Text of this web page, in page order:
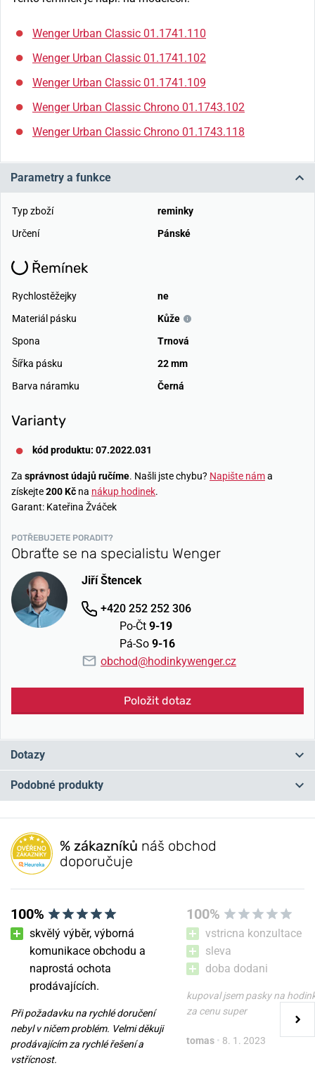
Wenger Urban Classic 01.1741.110
Wenger Urban Classic 01.1741.102
Wenger Urban Classic 01.1741.109
Wenger Urban Classic Chrono 01.1743.102
Wenger Urban Classic Chrono 01.1743.118
Parametry a funkce
Typ zboží
reminky
Určení
Pánské
Řemínek
Rychlostěžejky
ne
Materiál pásku
Kůže
Spona
Trnová
Šířka pásku
22 mm
Barva náramku
Černá
Varianty
kód produktu: 07.2022.031
Za správnost údajů ručíme. Našli jste chybu? Napište náma
získejte200 Kč na nákup hodinek.
Garant: Kateřina Žváček
POTŘEBUJETE PORADIT?
Obraťte se na specialistu Wenger
Jiří Štencek
+420 252 252 306
Po-Čt 9-19
Pá-So 9-16
obchod@hodinkywenger.cz
Položit dotaz
Dotazy
Máte otázku? Zanechte nám komentář
Přidat dotaz
Podobné produkty
Řemínek Wenger 07.2117.010
Skladem v úterý 11. 8. u vás
1 100 Kč
07.3022.029
1 100 Kč
% zákazníků náš obchod
doporučuje
100%
skvělý výběr, výborná
komunikace obchodu a
naprostá ochota
prodávajících.
Při požadavku na rychlé doručení
nebyl v ničem problém. Velmi děkuji
prodávajícím za rychlé řešení a
vstřícnost.
100%
vstricna konzultace
sleva
doba dodani
kupoval jsem pasky na
za cenu super
tomas • 8. 1. 2023